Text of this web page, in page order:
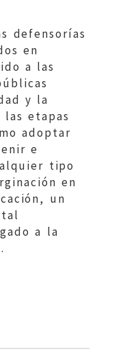
defensorías
en
a las
y la
etapas
adoptar
e
tipo
en
un
a la